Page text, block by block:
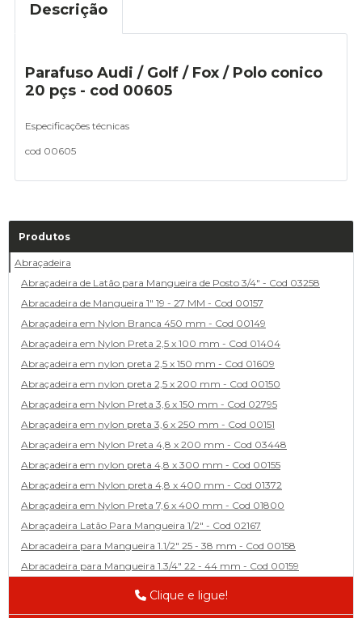
Descrição
Parafuso Audi / Golf / Fox / Polo conico
20 pçs - cod 00605
Especificações técnicas
cod 00605
Produtos
Abraçadeira
Abraçadeira de Latão para Mangueira de Posto 3/4" - Cod 03258
Abracadeira de Mangueira 1" 19 - 27 MM - Cod 00157
Abraçadeira em Nylon Branca 450 mm - Cod 00149
Abraçadeira em Nylon Preta 2,5 x 100 mm - Cod 01404
Abraçadeira em nylon preta 2,5 x 150 mm - Cod 01609
Abraçadeira em nylon preta 2,5 x 200 mm - Cod 00150
Abraçadeira em Nylon Preta 3,6 x 150 mm - Cod 02795
Abraçadeira em nylon preta 3,6 x 250 mm - Cod 00151
Abraçadeira em Nylon Preta 4,8 x 200 mm - Cod 03448
Abraçadeira em nylon preta 4,8 x 300 mm - Cod 00155
Abraçadeira em Nylon preta 4,8 x 400 mm - Cod 01372
Abraçadeira em Nylon Preta 7,6 x 400 mm - Cod 01800
Abraçadeira Latão Para Mangueira 1/2" - Cod 02167
Abracadeira para Mangueira 1.1/2" 25 - 38 mm - Cod 00158
Abracadeira para Mangueira 1.3/4" 22 - 44 mm - Cod 00159
Abracadeira para Mangueira 1/2' 14 - 22 - Cod 02585
Clique e ligue!